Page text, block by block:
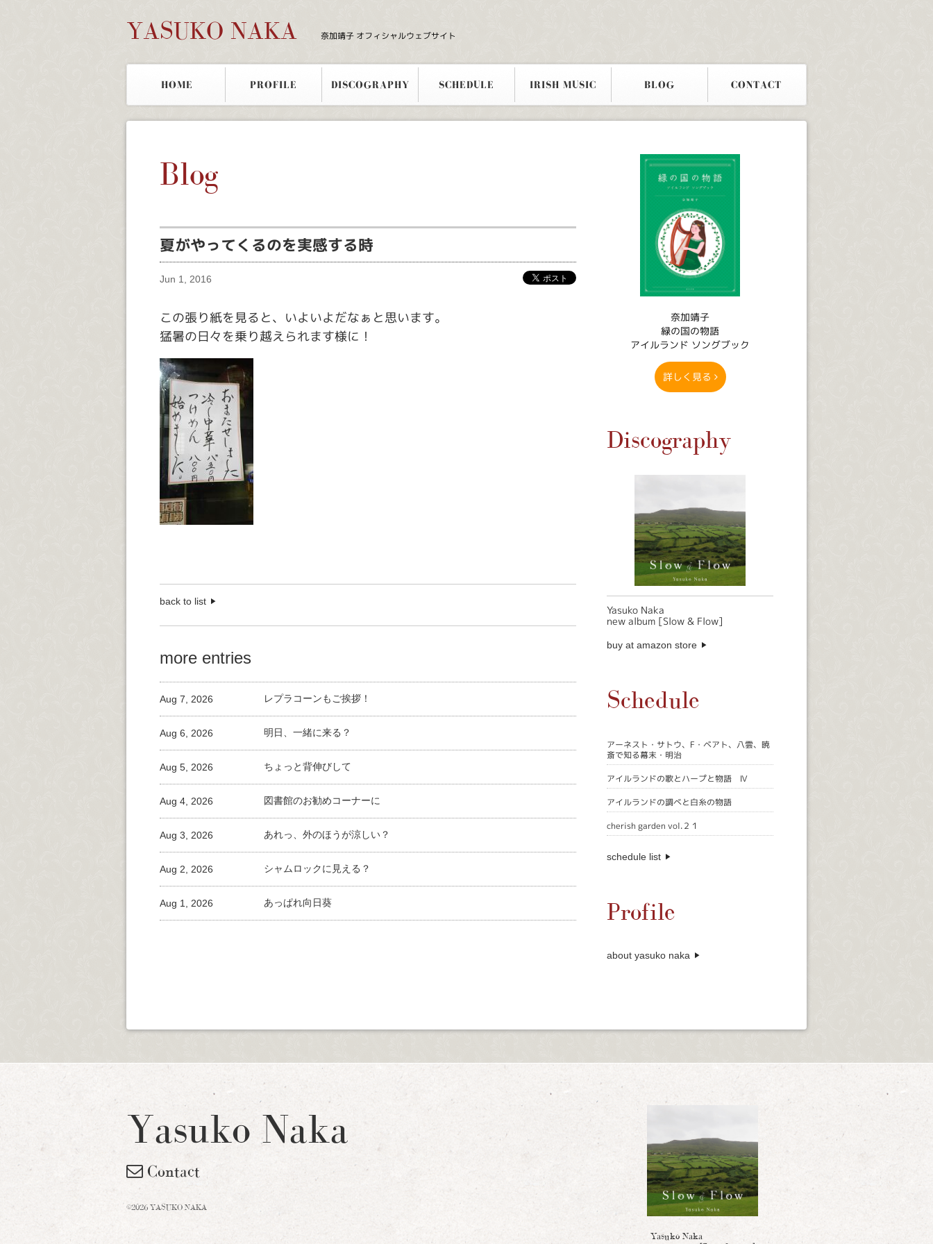
YASUKO NAKA 奈加靖子 オフィシャルウェブサイト
HOME PROFILE DISCOGRAPHY SCHEDULE IRISH MUSIC BLOG CONTACT
Blog
夏がやってくるのを実感する時
Jun 1, 2016
この張り紙を見ると、いよいよだなぁと思います。
猛暑の日々を乗り越えられます様に！
back to list
more entries
レプラコーンもご挨拶！
Aug 7, 2026
明日、一緒に来る？
Aug 6, 2026
ちょっと背伸びして
Aug 5, 2026
図書館のお勧めコーナーに
Aug 4, 2026
あれっ、外のほうが涼しい？
Aug 3, 2026
シャムロックに見える？
Aug 2, 2026
あっぱれ向日葵
Aug 1, 2026
奈加靖子
緑の国の物語
アイルランド ソングブック
詳しく見る
Discography
Yasuko Naka
new album [Slow & Flow]
buy at amazon store
Schedule
アーネスト・サトウ、F・ベアト、八雲、暁
斎で知る幕末・明治
アイルランドの歌とハープと物語 Ⅳ
アイルランドの調べと白糸の物語
cherish garden vol.２１
schedule list
Profile
about yasuko naka
Yasuko Naka
Yasuko Naka
Contact
©2026 YASUKO NAKA